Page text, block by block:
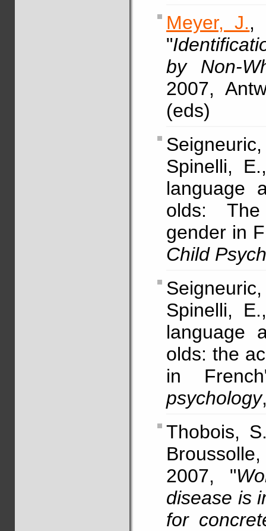
Meyer, J.,
"
by Non-
2007,
(eds)
Spinelli,
language
olds:
gender in
Child
Spinelli,
language
olds: the
in
psychology
Thobois,
2007, "
disease is
for